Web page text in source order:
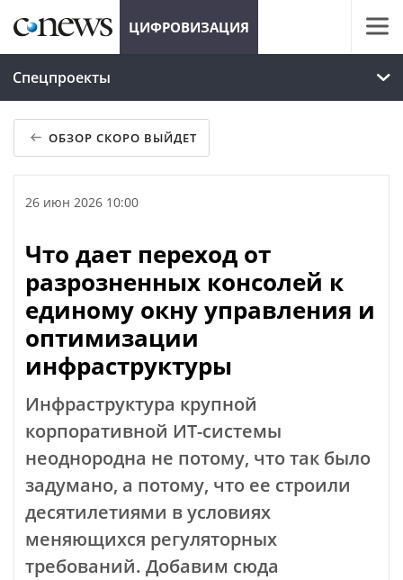
ЦИФРОВИЗАЦИЯ
Спецпроекты
ОБЗОР СКОРО ВЫЙДЕТ
26 июн 2026 10:00
Что дает переход от
разрозненных консолей к
единому окну управления и
оптимизации
инфраструктуры
Инфраструктура крупной
корпоративной ИТ-системы
неоднородна не потому, что так было
задумано, а потому, что ее строили
десятилетиями в условиях
меняющихся регуляторных
требований. Добавим сюда